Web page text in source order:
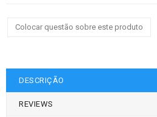
Colocar questão sobre este produto
DESCRIÇÃO
REVIEWS